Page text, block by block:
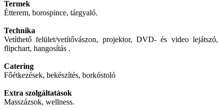
Termek
Étterem, borospince, tárgyaló.
Technika
Vetíthető felület/vetítővászon, projektor, DVD- és video lejátszó,
flipchart, hangosítás .
Catering
Főétkezések, bekészítés, borkóstoló
Extra szolgáltatások
Masszázsok, wellness.